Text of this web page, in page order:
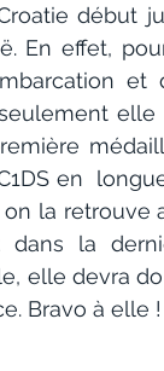
début
En effet,
en
on la
la
elle devra
Bravo à elle !